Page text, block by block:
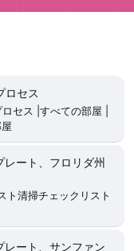
ロセス
セス |すべての部屋 |
ート、フロリダ州
ト清掃チェックリスト
ート、サンファン